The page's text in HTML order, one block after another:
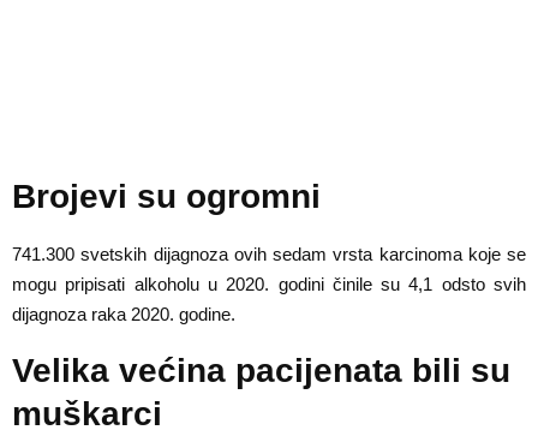
Brojevi su ogromni
741.300 svetskih dijagnoza ovih sedam vrsta karcinoma koje se
mogu pripisati alkoholu u 2020. godini činile su 4,1 odsto svih
dijagnoza raka 2020. godine.
Velika većina pacijenata bili su
muškarci